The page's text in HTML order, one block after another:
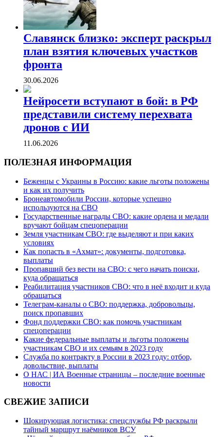
Славянск близко: эксперт раскрыл
план взятия ключевых участков
фронта
30.06.2026
Нейросети вступают в бой: в РФ
представили систему перехвата
дронов с ИИ
11.06.2026
ПОЛЕЗНАЯ ИНФОРМАЦИЯ
Беженцы с Украины в Россию: какие льготы положены
и как их получить
Бронеавтомобили России, которые успешно
используются на СВО
Государственные награды СВО: какие ордена и медали
вручают бойцам спецоперации
Земля участникам СВО: где выделяют и при каких
условиях
Как попасть в «Ахмат»: документы, подготовка,
выплаты
Пропавший без вести на СВО: с чего начать поиски,
куда обращаться
Реабилитация участников СВО: что в неё входит и куда
обращаться
Телеграм-каналы о СВО: поддержка, добровольцы,
поиск пропавших
Фонд поддержки СВО: как помочь участникам
спецоперации
Какие федеральные выплаты и льготы положены
участникам СВО и их семьям в 2023 году
Служба по контракту в России в 2023 году: отбор,
довольствие, выплаты
О НАС | ИА Военные страницы – последние военные
новости
СВЕЖИЕ ЗАПИСИ
Шокирующая логистика: спецслужбы РФ раскрыли
тайный маршрут наёмников ВСУ